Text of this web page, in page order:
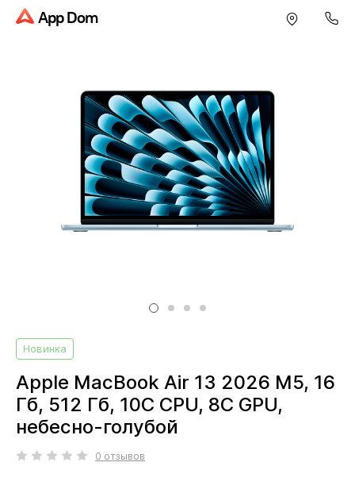
App Dom
Новинка
Apple MacBook Air 13 2026 M5, 16
Гб, 512 Гб, 10C CPU, 8C GPU,
небесно-голубой
0 отзывов